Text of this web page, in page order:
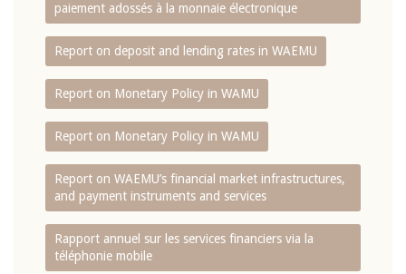
paiement adossés à la monnaie électronique
Report on deposit and lending rates in WAEMU
Report on Monetary Policy in WAMU
Report on Monetary Policy in WAMU
Report on WAEMU’s financial market infrastructures,
and payment instruments and services
Rapport annuel sur les services financiers via la
téléphonie mobile